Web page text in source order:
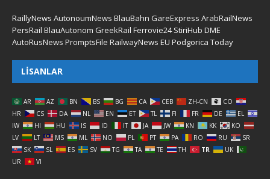
RaillyNews AutonoumNews BlauBahn GareExpress ArabRailNews
PersRail BlauAutonom GreekRail Ferrovie24 StiriHub DME
AutoRusNews PromptsFile RailwayNews EU Podgorica Today
LISANLAR
AR AZ BN BS BG CA CEB ZH-CN
CO
HR
CS DA NL EN ET TL FI FR DE
EL
IW
HI HU IS ID IT JA JW KN KK
KO
LV
LT MS ML NO PL PT PA RO RU
SR
SK
SL ES SV TG TA TE TH TR
UK
UR
VI